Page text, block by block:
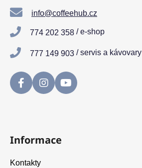
info@coffeehub.cz
774 202 358 / e-shop
777 149 903 / servis a kávovary
Informace
Kontakty